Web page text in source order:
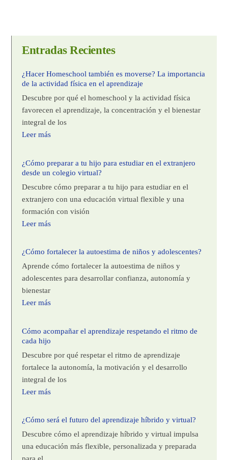
Entradas Recientes
¿Hacer Homeschool también es moverse? La importancia
de la actividad física en el aprendizaje
Descubre por qué el homeschool y la actividad física
favorecen el aprendizaje, la concentración y el bienestar
integral de los
Leer más
¿Cómo preparar a tu hijo para estudiar en el extranjero
desde un colegio virtual?
Descubre cómo preparar a tu hijo para estudiar en el
extranjero con una educación virtual flexible y una
formación con visión
Leer más
¿Cómo fortalecer la autoestima de niños y adolescentes?
Aprende cómo fortalecer la autoestima de niños y
adolescentes para desarrollar confianza, autonomía y
bienestar
Leer más
Cómo acompañar el aprendizaje respetando el ritmo de
cada hijo
Descubre por qué respetar el ritmo de aprendizaje
fortalece la autonomía, la motivación y el desarrollo
integral de los
Leer más
¿Cómo será el futuro del aprendizaje híbrido y virtual?
Descubre cómo el aprendizaje híbrido y virtual impulsa
una educación más flexible, personalizada y preparada